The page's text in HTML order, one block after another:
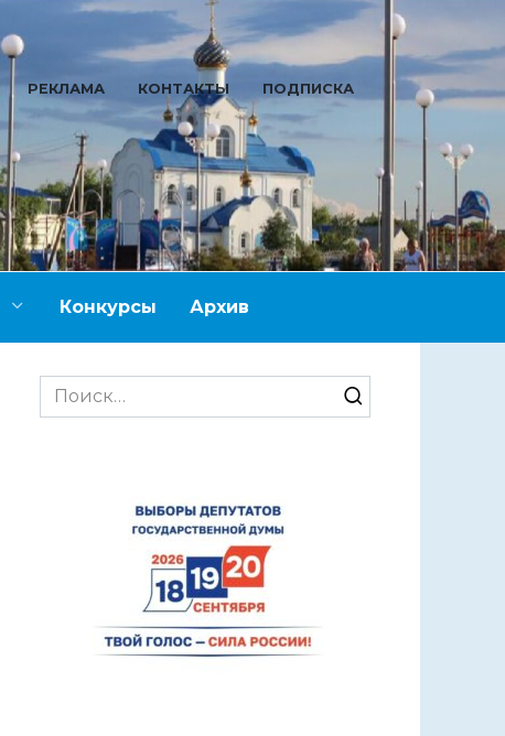
РЕКЛАМА КОНТАКТЫ ПОДПИСКА
Конкурсы Архив
Search
for: